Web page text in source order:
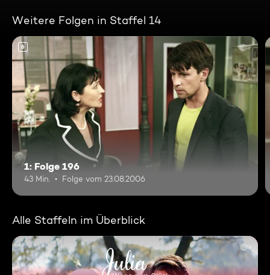
Weitere Folgen in Staffel 14
6
1: Folge 196
43 Min. Folge vom 23.08.2006
Alle Staffeln im Überblick